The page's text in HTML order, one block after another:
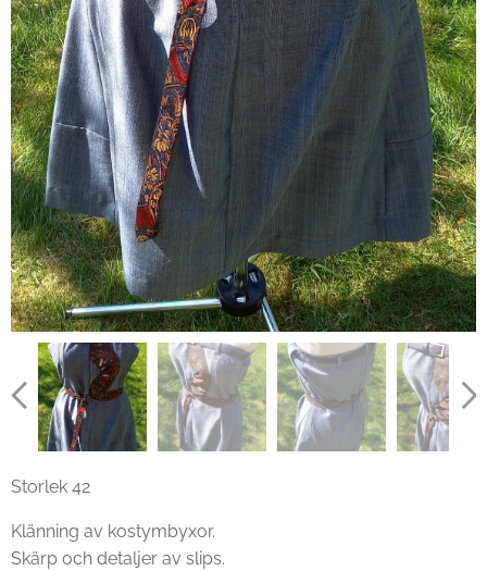
Storlek 42
Klänning av kostymbyxor.
Skärp och detaljer av slips.